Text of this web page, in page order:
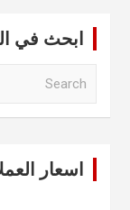
ابحث في
اسعار